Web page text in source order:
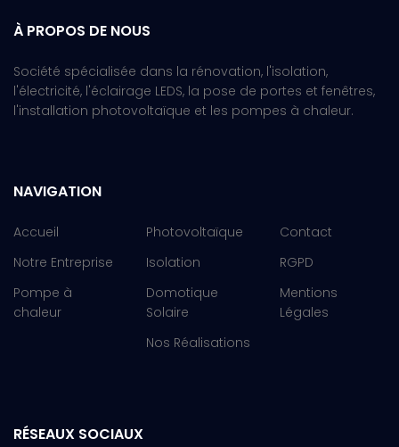
À PROPOS DE NOUS
Société spécialisée dans la rénovation, l'isolation,
l'électricité, l'éclairage LEDS, la pose de portes et fenêtres,
l'installation photovoltaïque et les pompes à chaleur.
NAVIGATION
Accueil
Notre Entreprise
Pompe à
chaleur
Photovoltaïque
Isolation
Domotique
Solaire
Nos Réalisations
Contact
RGPD
Mentions
Légales
RÉSEAUX SOCIAUX